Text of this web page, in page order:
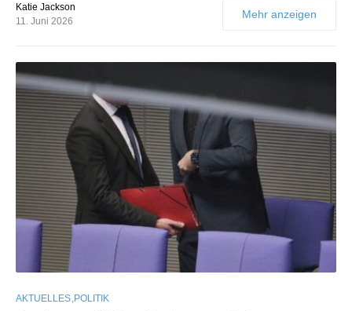
Katie Jackson
11. Juni 2026
Mehr anzeigen
AKTUELLES POLITIK